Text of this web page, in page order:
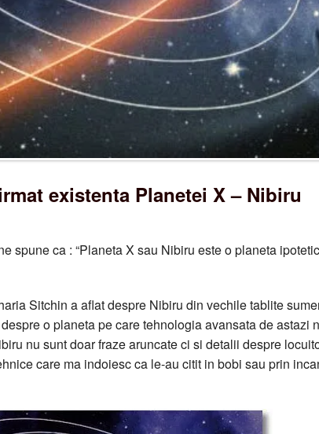
existenta Planetei X – Nibiru
spune ca : “Planeta X sau Nibiru este o planeta
Sitchin a aflat despre Nibiru din vechile tablite
o planeta pe care tehnologia avansata de astazi
nu sunt doar fraze aruncate ci si detalii despre
care ma indoiesc ca le-au citit in bobi sau prin